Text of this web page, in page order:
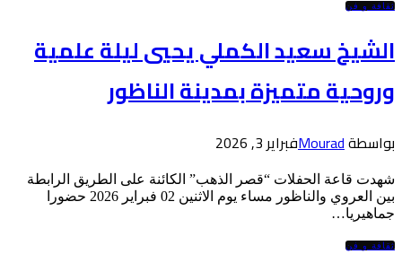
ثقافة و فن
الشيخ سعيد الكملي يحيي ليلة علمية
وروحية متميزة بمدينة الناظور
بواسطةMouradفبراير 3, 2026
شهدت قاعة الحفلات “قصر الذهب” الكائنة على الطريق الرابطة
بين العروي والناظور مساء يوم الاثنين 02 فبراير 2026 حضورا
جماهيريا…
ثقافة و فن